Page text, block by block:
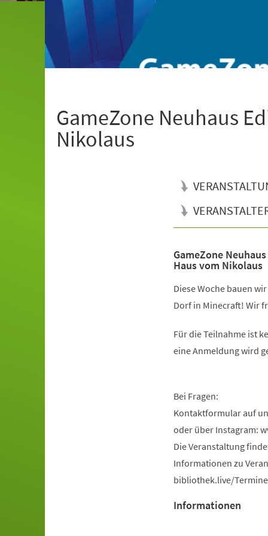
GameZone Neuhaus
Nikolaus
GameZone
Haus vom Nikolaus
Diese Woche bauen
Dorf in Minecraft! Wir
Für die Teilnahme ist
eine Anmeldung wird
Bei Fragen:
Kontaktformular auf
oder über Instagram:
Die Veranstaltung
Informationen zu
bibliothek.live/Termine
Informationen